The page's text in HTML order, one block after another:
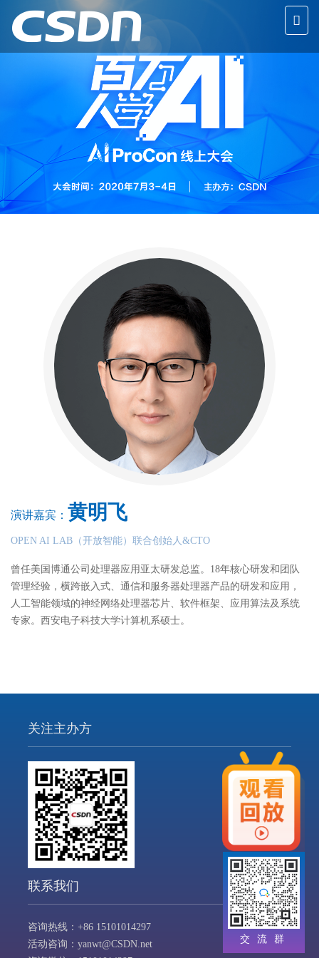
切
换
演讲嘉宾： 黄明飞
OPEN AI LAB（开放智能）联合创始人&CTO
曾任美国博通公司处理器应用亚太研发总监。18年核心研发和团队
管理经验，横跨嵌入式、通信和服务器处理器产品的研发和应用，
人工智能领域的神经网络处理器芯片、软件框架、应用算法及系统
专家。西安电子科技大学计算机系硕士。
关注主办方
联系我们
咨询热线：+86 15101014297
活动咨询：yanwt@CSDN.net
交流群